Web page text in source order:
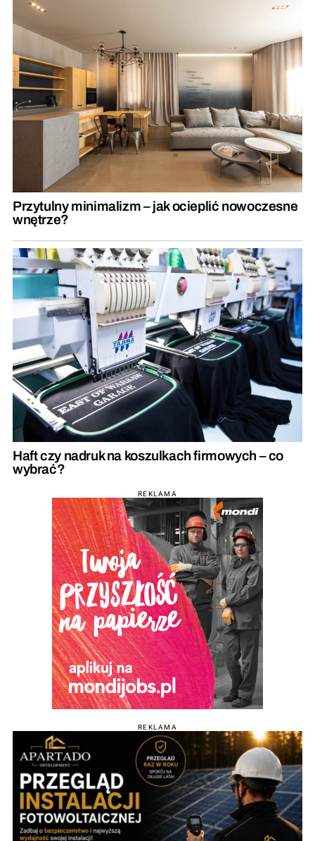
Przytulny minimalizm – jak ocieplić nowoczesne
wnętrze?
Haft czy nadruk na koszulkach firmowych – co
wybrać?
REKLAMA
REKLAMA